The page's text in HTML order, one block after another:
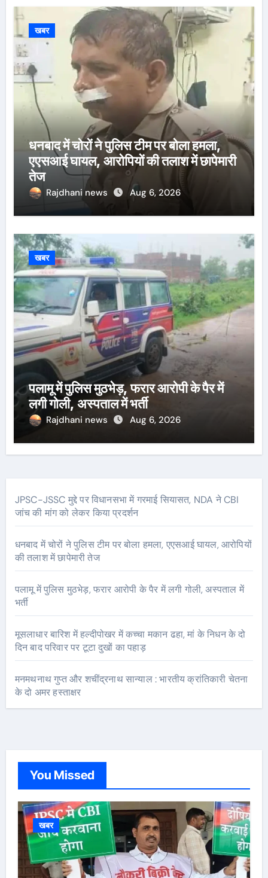
खबर
धनबाद में चोरों ने पुलिस टीम पर बोला हमला,
एएसआई घायल, आरोपियों की तलाश में छापेमारी
तेज
Rajdhani news Aug 6, 2026
खबर
पलामू में पुलिस मुठभेड़, फरार आरोपी के पैर में
लगी गोली, अस्पताल में भर्ती
Rajdhani news Aug 6, 2026
JPSC-JSSC मुद्दे पर विधानसभा में गरमाई सियासत, NDA ने CBI
जांच की मांग को लेकर किया प्रदर्शन
धनबाद में चोरों ने पुलिस टीम पर बोला हमला, एएसआई घायल, आरोपियों
की तलाश में छापेमारी तेज
पलामू में पुलिस मुठभेड़, फरार आरोपी के पैर में लगी गोली, अस्पताल में
भर्ती
मूसलाधार बारिश में हल्दीपोखर में कच्चा मकान ढहा, मां के निधन के दो
दिन बाद परिवार पर टूटा दुखों का पहाड़
मनमथनाथ गुप्त और शचींद्रनाथ सान्याल : भारतीय क्रांतिकारी चेतना
के दो अमर हस्ताक्षर
You Missed
खबर